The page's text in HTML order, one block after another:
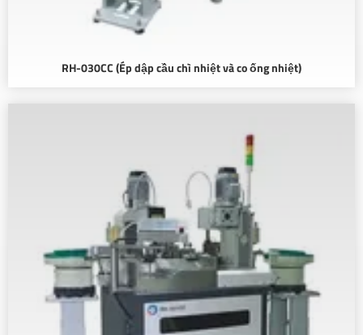
RH-030CC (Ép dập cầu chì nhiệt và co ống nhiệt)